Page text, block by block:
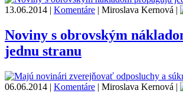
13.06.2014 | Komentáre | Miroslava Kernová |
Noviny s obrovským
jednu stranu
06.06.2014 | Komentáre | Miroslava Kernová |